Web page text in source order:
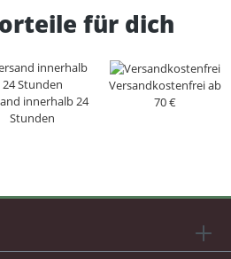
für dich
innerhalb 24
Stunden
Versandkostenfrei ab
70 €